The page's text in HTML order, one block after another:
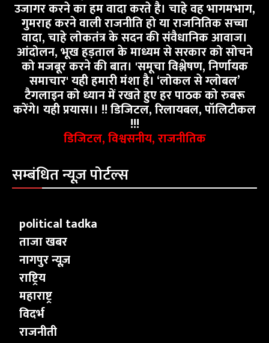
उजागर करने का हम वादा करते है। चाहे वह भागमभाग,
गुमराह करने वाली राजनीति हो या राजनितिक सच्चा
वादा, चाहे लोकतंत्र के सदन की संवैधानिक आवाज।
आंदोलन, भूख हड़ताल के माध्यम से सरकार को सोचने
को मजबूर करने की बात। 'समूचा विश्लेषण, निर्णायक
समाचार' यही हमारी मंशा है। ‘लोकल से ग्लोबल’
टैगलाइन को ध्यान में रखते हुए हर पाठक को रुबरू
करेंगे। यही प्रयास।। !! डिजिटल, रिलायबल, पॉलिटीकल
!!!
डिजिटल, विश्वसनीय, राजनीतिक
सम्बंधित न्यूज़ पोर्टल्स
political tadka
ताजा खबर
नागपुर न्यूज़
राष्ट्रिय
महाराष्ट्र
विदर्भ
राजनीती